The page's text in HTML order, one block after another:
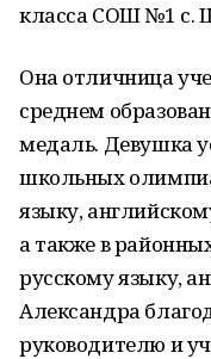
класса СОШ №1 с.
Она отличница
среднем
медаль. Девушка
школьных
языку,
а также в
русскому языку,
Александра
руководителю и